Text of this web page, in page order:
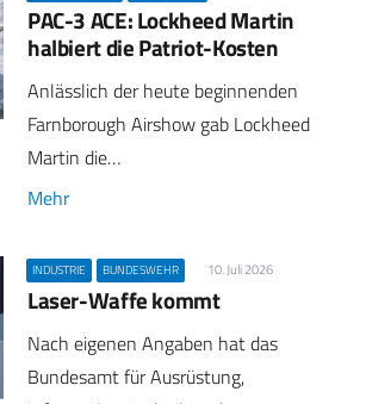
PAC-3 ACE: Lockheed Martin
halbiert die Patriot-Kosten
Anlässlich der heute beginnenden
Farnborough Airshow gab Lockheed
Martin die…
Mehr
INDUSTRIE BUNDESWEHR 10. Juli 2026
Laser-Waffe kommt
Nach eigenen Angaben hat das
Bundesamt für Ausrüstung,